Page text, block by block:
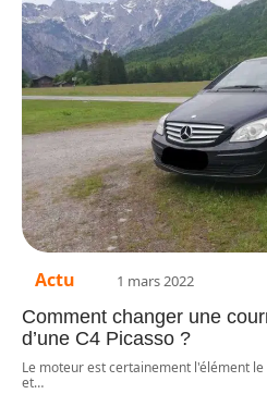
Actu 1 mars 2022
Comment changer une
d’une C4 Picasso ?
Le moteur est certainement l'élément
et…